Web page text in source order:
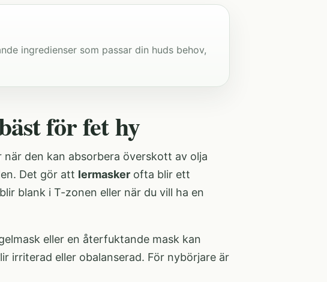
ingredienser som passar din huds behov,
för fet hy
den kan absorbera överskott av olja
Det gör att lermasker ofta blir ett
blank i T-zonen eller när du vill ha en
eller en återfuktande mask kan
irriterad eller obalanserad. För nybörjare är